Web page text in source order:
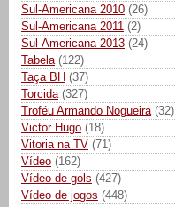
Sul-Americana 2010 (26)
Sul-Americana 2011 (2)
Sul-Americana 2013 (24)
Tabela (122)
Taça BH (37)
Torcida (327)
Troféu Armando Nogueira (32)
Victor Hugo (18)
Vitoria na TV (71)
Vídeo (162)
Vídeo de gols (427)
Vídeo de jogos (448)